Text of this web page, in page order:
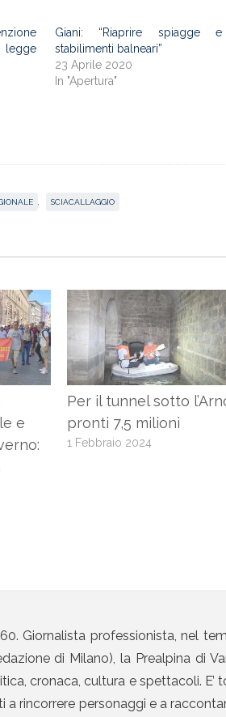
Giani: “Riaprire spiagge e
stabilimenti balneari”
23 Aprile 2020
In "Apertura"
SCIACALLAGGIO
e
Per il tunnel sotto
pronti 7,5 milioni
1 Febbraio 2024
Giornalista professionista, nel
di Milano), la Prealpina di
cronaca, cultura e spettacoli. E’
a rincorrere personaggi e a